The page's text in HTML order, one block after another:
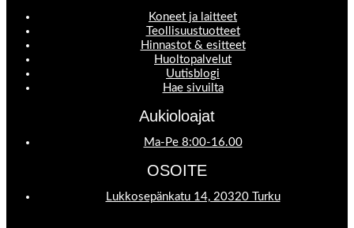
Koneet ja laitteet
Teollisuustuotteet
Hinnastot & esitteet
Huoltopalvelut
Uutisblogi
Hae sivuilta
Aukioloajat
Ma-Pe 8:00-16.00
OSOITE
Lukkosepänkatu 14, 20320 Turku